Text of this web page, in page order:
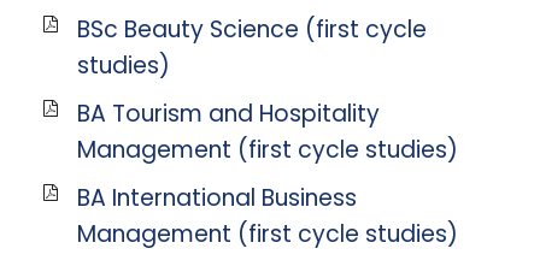
BSc Beauty Science (first cycle
studies)
BA Tourism and Hospitality
Management (first cycle studies)
BA International Business
Management (first cycle studies)